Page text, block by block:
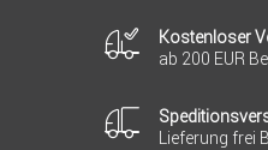
Kostenloser
ab 200 EUR
Lieferung frei